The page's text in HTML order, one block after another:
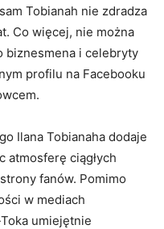
Tobianah nie zdradza
Co więcej, nie można
biznesmena i celebryty
profilu na Facebooku
Ilana Tobianaha dodaje
atmosferę ciągłych
fanów. Pomimo
w mediach
umiejętnie